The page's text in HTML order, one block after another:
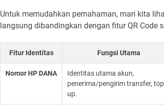
Untuk memudahkan pemahaman, mari kita
langsung dibandingkan dengan fitur QR Code
Fitur Identitas Fungsi Utama
Nomor HP DANA
Identitas utama akun,
penerima/pengirim transfer,
up.